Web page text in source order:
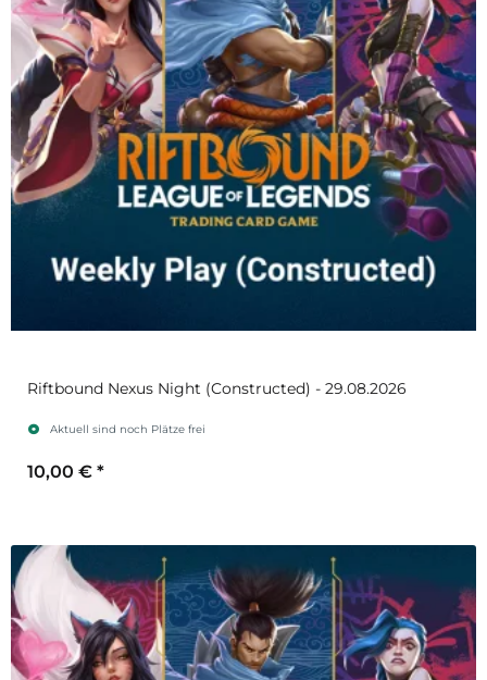
Riftbound Nexus Night (Constructed) - 29.08.2026
Aktuell sind noch Plätze frei
10,00 € *